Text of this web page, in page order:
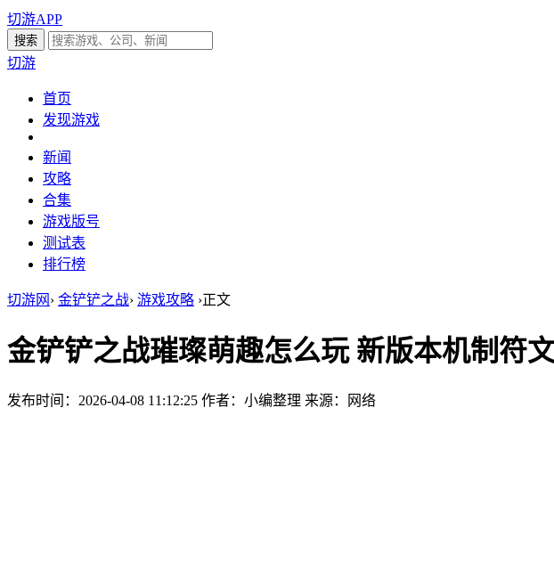
切游APP
切游
首页
发现游戏
新闻
攻略
合集
游戏版号
测试表
排行榜
切游网 › 金铲铲之战› 游戏攻略 ›正文
金铲铲之战璀璨萌趣怎么玩 新版本机制符
发布时间：2026-04-08 11:12:25 作者：小编整理 来源：网络